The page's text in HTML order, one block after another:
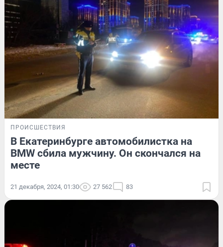
ПРОИСШЕСТВИЯ
В Екатеринбурге автомобилистка на
BMW сбила мужчину. Он скончался на
месте
21 декабря, 2024, 01:30 27 562 83